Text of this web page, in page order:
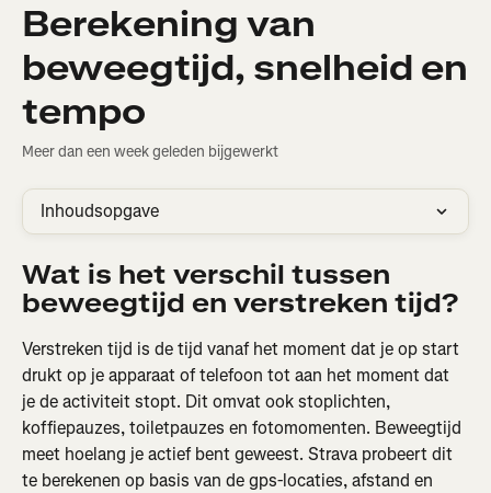
Berekening van
beweegtijd, snelheid en
tempo
Meer dan een week geleden bijgewerkt
Inhoudsopgave
Wat is het verschil tussen
beweegtijd en verstreken tijd?
Verstreken tijd is de tijd vanaf het moment dat je op start
drukt op je apparaat of telefoon tot aan het moment dat
je de activiteit stopt. Dit omvat ook stoplichten,
koffiepauzes, toiletpauzes en fotomomenten. Beweegtijd
meet hoelang je actief bent geweest. Strava probeert dit
te berekenen op basis van de gps-locaties, afstand en